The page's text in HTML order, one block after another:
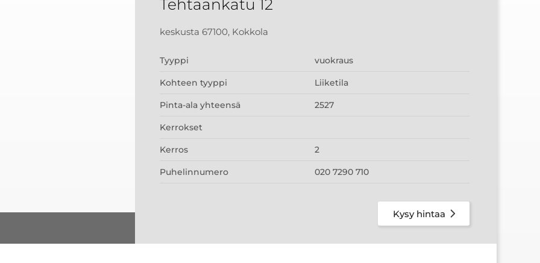
Tehtaankatu 12
keskusta 67100, Kokkola
Tyyppi vuokraus
Kohteen tyyppi Liiketila
Pinta-ala yhteensä 2527
Kerrokset
Kerros 2
Puhelinnumero 020 7290 710
Kysy hintaa